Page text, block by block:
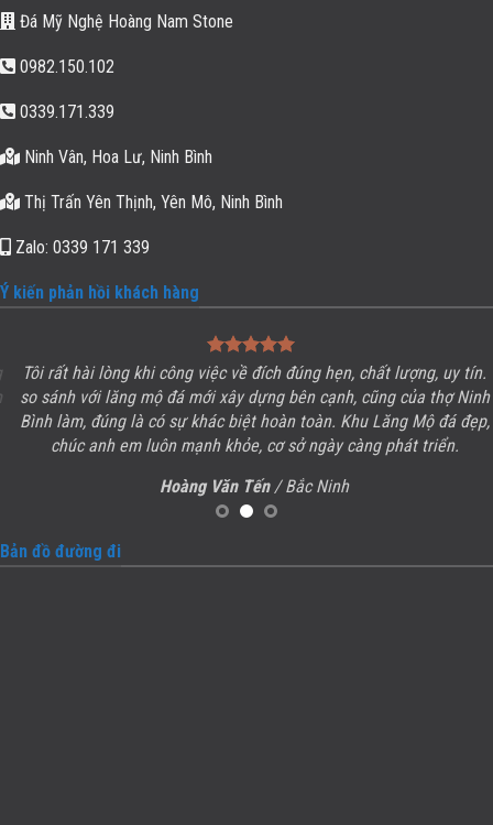
Đá Mỹ Nghệ Hoàng Nam Stone
0982.150.102
0339.171.339
Ninh Vân, Hoa Lư, Ninh Bình
Thị Trấn Yên Thịnh, Yên Mô, Ninh Bình
Zalo: 0339 171 339
Ý kiến phản hồi khách hàng
Tôi rất hài lòng khi công việc về đích đúng hẹn, chất lượng, uy tín.
so sánh với lăng mộ đá mới xây dựng bên cạnh, cũng của thợ Ninh
Bình làm, đúng là có sự khác biệt hoàn toàn. KhuLăng Mộ đáđẹp,
chúc anh em luôn mạnh khỏe, cơ sở ngày càng phát triển.
Hoàng Văn Tến / Bắc Ninh
Bản đồ đường đi